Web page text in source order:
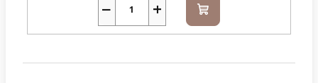
+
− Do
košíku